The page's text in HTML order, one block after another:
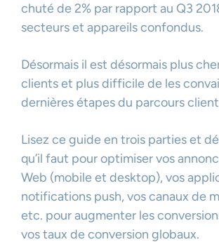
chuté de 2% par rapport au Q3
secteurs et appareils confondus.
Désormais il est désormais plus
clients et plus difficile de les
dernières étapes du parcours
Lisez ce guide en trois parties et
qu’il faut pour optimiser vos
Web (mobile et desktop), vos
notifications push, vos canaux de
etc. pour augmenter les
vos taux de conversion globaux.